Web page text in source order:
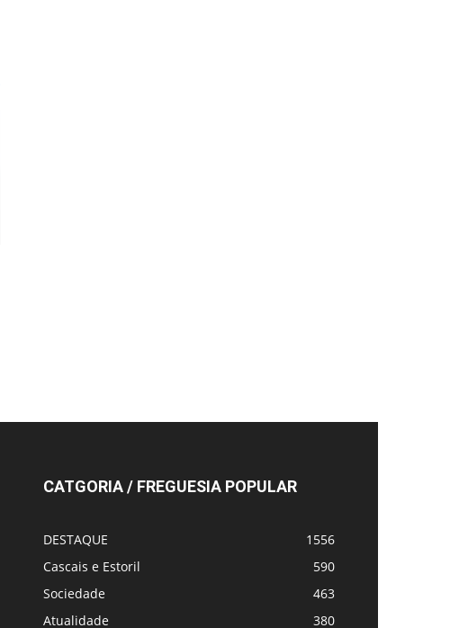
CATGORIA / FREGUESIA POPULAR
DESTAQUE
1556
Cascais e Estoril
590
Sociedade
463
Atualidade
380